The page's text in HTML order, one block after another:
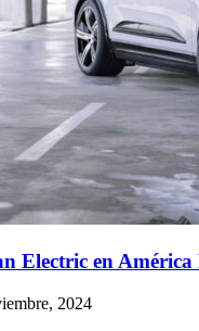
Electric en
2024